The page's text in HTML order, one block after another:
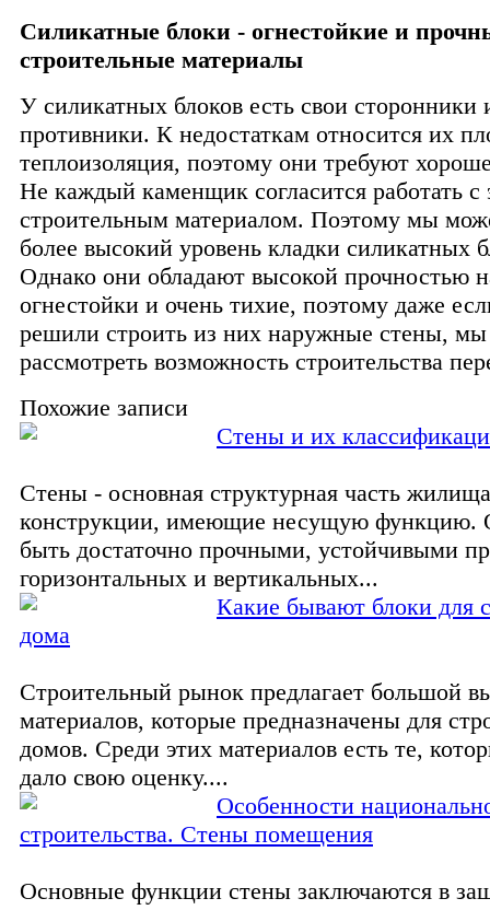
Силикатные блоки - огнестойкие и
строительные материалы
У силикатных блоков есть свои сторонники
противники. К недостаткам относится их
теплоизоляция, поэтому они требуют
Не каждый каменщик согласится работать с
строительным материалом. Поэтому мы
более высокий уровень кладки силикатных
Однако они обладают высокой прочностью
огнестойки и очень тихие, поэтому даже
решили строить из них наружные стены,
рассмотреть возможность строительства
Похожие записи
Стены и их
Стены - основная структурная часть
конструкции, имеющие несущую функцию.
быть достаточно прочными, устойчивыми
горизонтальных и вертикальных...
Какие бывают блоки для
дома
Строительный рынок предлагает большой
материалов, которые предназначены для
домов. Среди этих материалов есть те,
дало свою оценку....
Особенности
строительства. Стены помещения
Основные функции стены заключаются в